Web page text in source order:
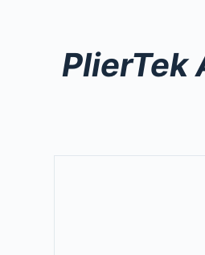
PlierTek